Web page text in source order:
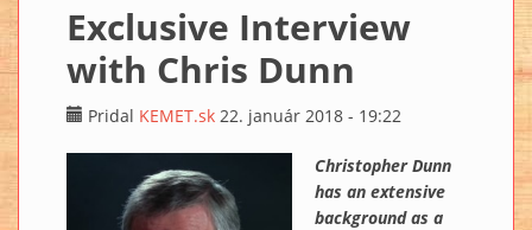
Exclusive Interview
with Chris Dunn
Pridal KEMET.sk 22. január 2018 - 19:22
Christopher Dunn
has an extensive
background as a